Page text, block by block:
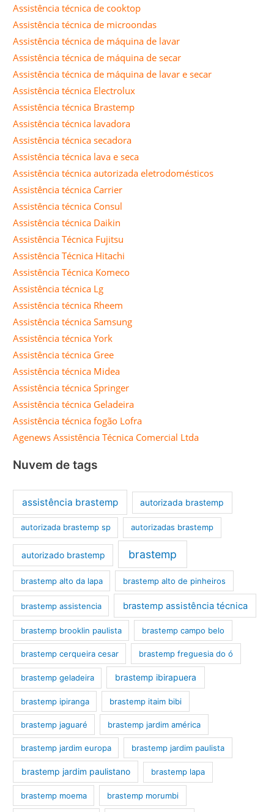
Assistência técnica de cooktop
Assistência técnica de microondas
Assistência técnica de máquina de lavar
Assistência técnica de máquina de secar
Assistência técnica de máquina de lavar e secar
Assistência técnica Electrolux
Assistência técnica Brastemp
Assistência técnica lavadora
Assistência técnica secadora
Assistência técnica lava e seca
Assistência técnica autorizada eletrodomésticos
Assistência técnica Carrier
Assistência técnica Consul
Assistência técnica Daikin
Assistência Técnica Fujitsu
Assistência Técnica Hitachi
Assistência Técnica Komeco
Assistência técnica Lg
Assistência técnica Rheem
Assistência técnica Samsung
Assistência técnica York
Assistência técnica Gree
Assistência técnica Midea
Assistência técnica Springer
Assistência técnica Geladeira
Assistência técnica fogão Lofra
Agenews Assistência Técnica Comercial Ltda
Nuvem de tags
assistência brastemp autorizada brastemp
autorizada brastemp sp autorizadas brastemp
autorizado brastemp brastemp
brastemp alto da lapa brastemp alto de pinheiros
brastemp assistencia brastemp assistência técnica
brastemp brooklin paulista brastemp campo belo
brastemp cerqueira cesar brastemp freguesia do ó
brastemp geladeira brastemp ibirapuera
brastemp ipiranga brastemp itaim bibi
brastemp jaguaré brastemp jardim américa
brastemp jardim europa brastemp jardim paulista
brastemp jardim paulistano brastemp lapa
brastemp moema brastemp morumbi